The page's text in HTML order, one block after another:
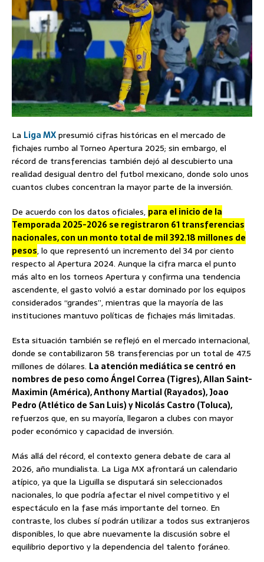
La Liga MXpresumió cifras históricas en el mercado de
fichajes rumbo al Torneo Apertura 2025; sin embargo, el
récord de transferencias también dejó al descubierto una
realidad desigual dentro del futbol mexicano, donde solo unos
cuantos clubes concentran la mayor parte de la inversión.
De acuerdo con los datos oficiales, para el inicio de la
Temporada 2025-2026 se registraron 61 transferencias
nacionales, con un monto total de mil 392.18 millones de
pesos, lo que representó un incremento del 34 por ciento
respecto al Apertura 2024. Aunque la cifra marca el punto
más alto en los torneos Apertura y confirma una tendencia
ascendente, el gasto volvió a estar dominado por los equipos
considerados “grandes”, mientras que la mayoría de las
instituciones mantuvo políticas de fichajes más limitadas.
Esta situación también se reflejó en el mercado internacional,
donde se contabilizaron 58 transferencias por un total de 47.5
millones de dólares. La atención mediática se centró en
nombres de peso como Ángel Correa (Tigres), Allan Saint-
Maximin (América), Anthony Martial (Rayados), Joao
Pedro (Atlético de San Luis) y Nicolás Castro (Toluca),
refuerzos que, en su mayoría, llegaron a clubes con mayor
poder económico y capacidad de inversión.
Más allá del récord, el contexto genera debate de cara al
2026, año mundialista. La Liga MX afrontará un calendario
atípico, ya que la Liguilla se disputará sin seleccionados
nacionales, lo que podría afectar el nivel competitivo y el
espectáculo en la fase más importante del torneo. En
contraste, los clubes sí podrán utilizar a todos sus extranjeros
disponibles, lo que abre nuevamente la discusión sobre el
equilibrio deportivo y la dependencia del talento foráneo.